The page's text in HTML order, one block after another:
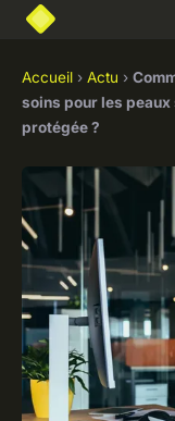
Accueil › Actu ›
soins pour les
protégée ?